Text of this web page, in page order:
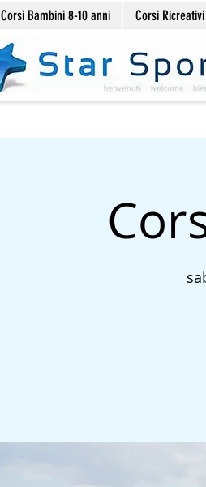
Corsi Bambini 8-10 anni Corsi Ricreativi